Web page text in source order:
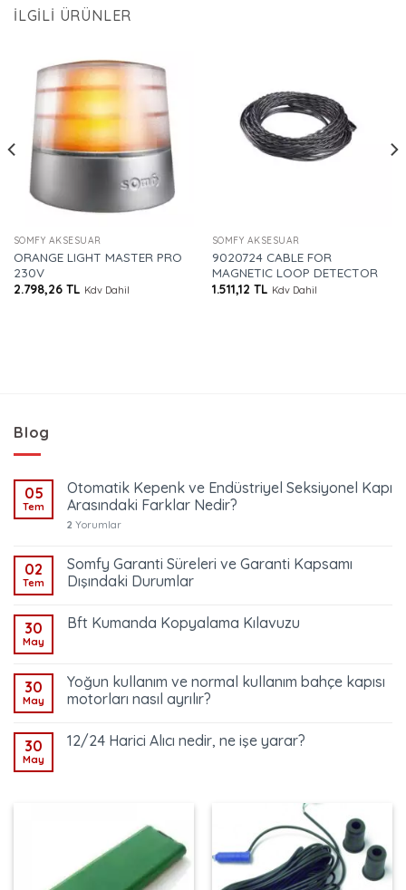
İLGILI ÜRÜNLER
SOMFY AKSESUAR
ORANGE LIGHT MASTER PRO
230V
2.798,26 TL Kdv Dahil
SOMFY AKSESUAR
9020724 CABLE FOR
MAGNETIC LOOP DETECTOR
1.511,12 TL Kdv Dahil
Blog
05
Tem
Otomatik Kepenk ve Endüstriyel Seksiyonel Kapı
Arasındaki Farklar Nedir?
2 Yorumlar
02
Tem
Somfy Garanti Süreleri ve Garanti Kapsamı
Dışındaki Durumlar
30
May
Bft Kumanda Kopyalama Kılavuzu
30
May
Yoğun kullanım ve normal kullanım bahçe kapısı
motorları nasıl ayrılır?
30
May
12/24 Harici Alıcı nedir, ne işe yarar?